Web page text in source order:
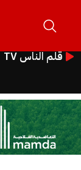
قلم الناس TV